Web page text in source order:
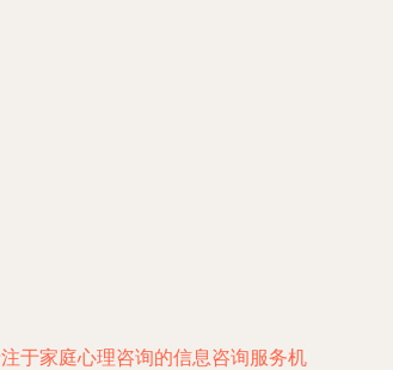
于家庭心理咨询的信息咨询服务机